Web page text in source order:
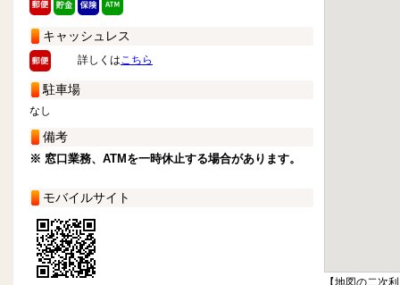
キャッシュレス
詳しくはこちら
駐車場
なし
備考
※ 窓口業務、ATMを一時休止する場合があります。
モバイルサイト
【地図の二次